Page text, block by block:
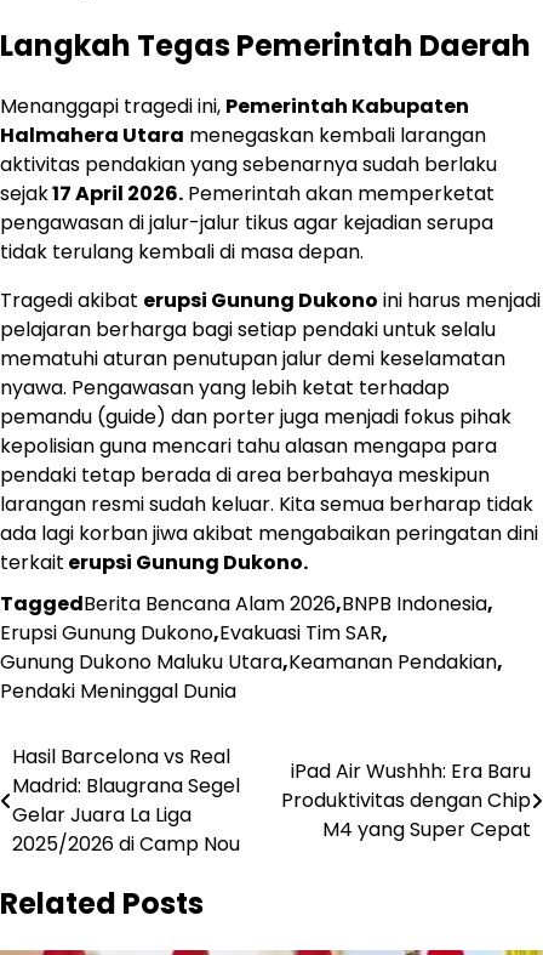
Langkah Tegas Pemerintah Daerah
Menanggapi tragedi ini, Pemerintah Kabupaten
Halmahera Utara menegaskan kembali larangan
aktivitas pendakian yang sebenarnya sudah berlaku
sejak17 April 2026. Pemerintah akan memperketat
pengawasan di jalur-jalur tikus agar kejadian serupa
tidak terulang kembali di masa depan.
Tragedi akibat erupsi Gunung Dukono ini harus menjadi
pelajaran berharga bagi setiap pendaki untuk selalu
mematuhi aturan penutupan jalur demi keselamatan
nyawa. Pengawasan yang lebih ketat terhadap
pemandu (guide) dan porter juga menjadi fokus pihak
kepolisian guna mencari tahu alasan mengapa para
pendaki tetap berada di area berbahaya meskipun
larangan resmi sudah keluar. Kita semua berharap tidak
ada lagi korban jiwa akibat mengabaikan peringatan dini
terkait erupsi Gunung Dukono.
TaggedBerita Bencana Alam 2026,BNPB Indonesia,
Erupsi Gunung Dukono,Evakuasi Tim SAR,
Gunung Dukono Maluku Utara,Keamanan Pendakian,
Pendaki Meninggal Dunia
Navigasi
pos
Hasil Barcelona vs Real
Madrid: Blaugrana Segel
Gelar Juara La Liga
2025/2026 di Camp Nou
iPad Air Wushhh: Era Baru
Produktivitas dengan Chip
M4 yang Super Cepat
Related Posts